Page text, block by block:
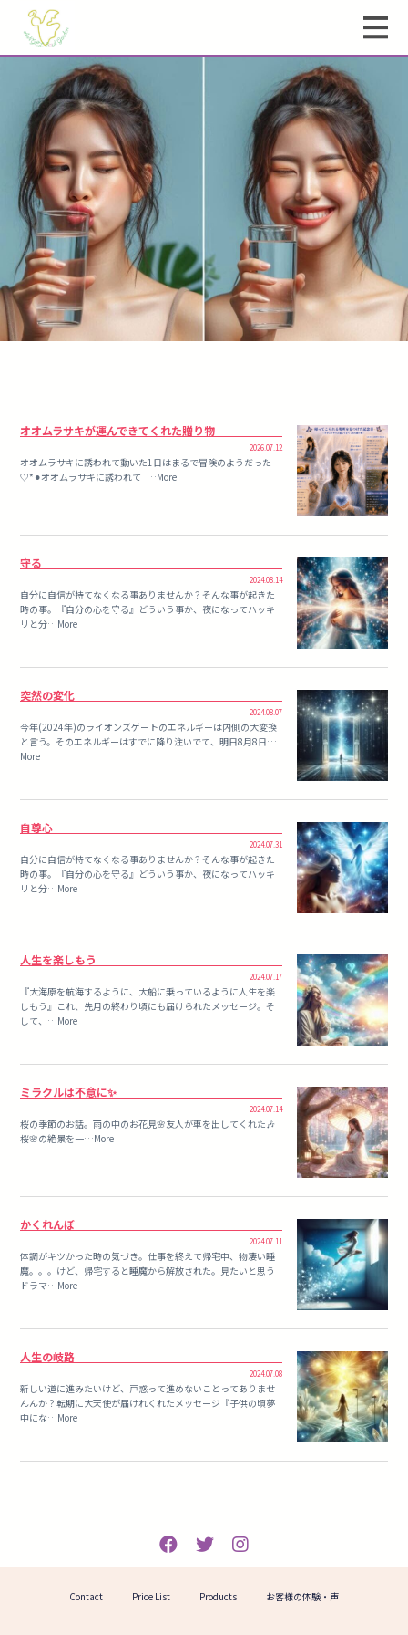
オオムラサキが運んできてくれた贈り物
2026.07.12
オオムラサキに誘われて動いた1日はまるで冒険のようだった
♡*⚫︎オオムラサキに誘われて …More
守る
2024.08.14
自分に自信が持てなくなる事ありませんか？そんな事が起きた
時の事。『自分の心を守る』どういう事か、夜になってハッキ
リと分…More
突然の変化
2024.08.07
今年(2024年)のライオンズゲートのエネルギーは内側の大変換
と言う。そのエネルギーはすでに降り注いでて、明日8月8日…
More
自尊心
2024.07.31
自分に自信が持てなくなる事ありませんか？そんな事が起きた
時の事。『自分の心を守る』どういう事か、夜になってハッキ
リと分…More
人生を楽しもう
2024.07.17
『大海原を航海するように、大船に乗っているように人生を楽
しもう』これ、先月の終わり頃にも届けられたメッセージ。そ
して、…More
ミラクルは不意に✨
2024.07.14
桜の季節のお話。雨の中のお花見🌸友人が車を出してくれた🎶
桜🌸の絶景を一…More
かくれんぼ
2024.07.11
体調がキツかった時の気づき。仕事を終えて帰宅中、物凄い睡
魔。。。けど、帰宅すると睡魔から解放された。見たいと思う
ドラマ…More
人生の岐路
2024.07.08
新しい道に進みたいけど、戸惑って進めないことってありませ
んんか？転期に大天使が届けれくれたメッセージ『子供の頃夢
中にな…More
Contact Price List Products お客様の体験・声